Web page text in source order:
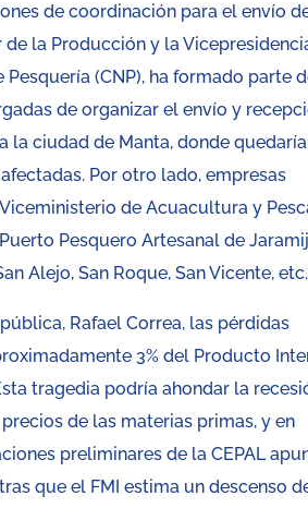
de coordinación para el envío
la Producción y la
(CNP), ha formado parte
de organizar el envío y
la ciudad de Manta, donde
Por otro lado, empresas
de Acuacultura y
Pesquero Artesanal de
Alejo, San Roque, San Vicente, etc.
Rafael Correa, las pérdidas
3% del Producto
tragedia podría ahondar la
de las materias primas, y en
preliminares de la CEPAL
que el FMI estima un descenso